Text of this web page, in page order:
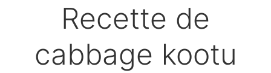
Recette de
cabbage kootu